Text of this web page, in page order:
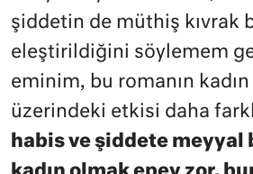
şiddetin de müthiş kıvrak
eleştirildiğini söylemem
eminim, bu romanın
üzerindeki etkisi daha
habis ve şiddete meyyal